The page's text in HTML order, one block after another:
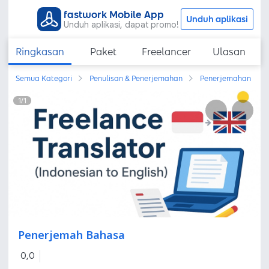
fastwork Mobile App
Unduh aplikasi, dapat promo! Unduh aplikasi
Ringkasan Paket Freelancer Ulasan
Semua Kategori Penulisan & Penerjemahan Penerjemahan
1/1
Penerjemah Bahasa
0,0